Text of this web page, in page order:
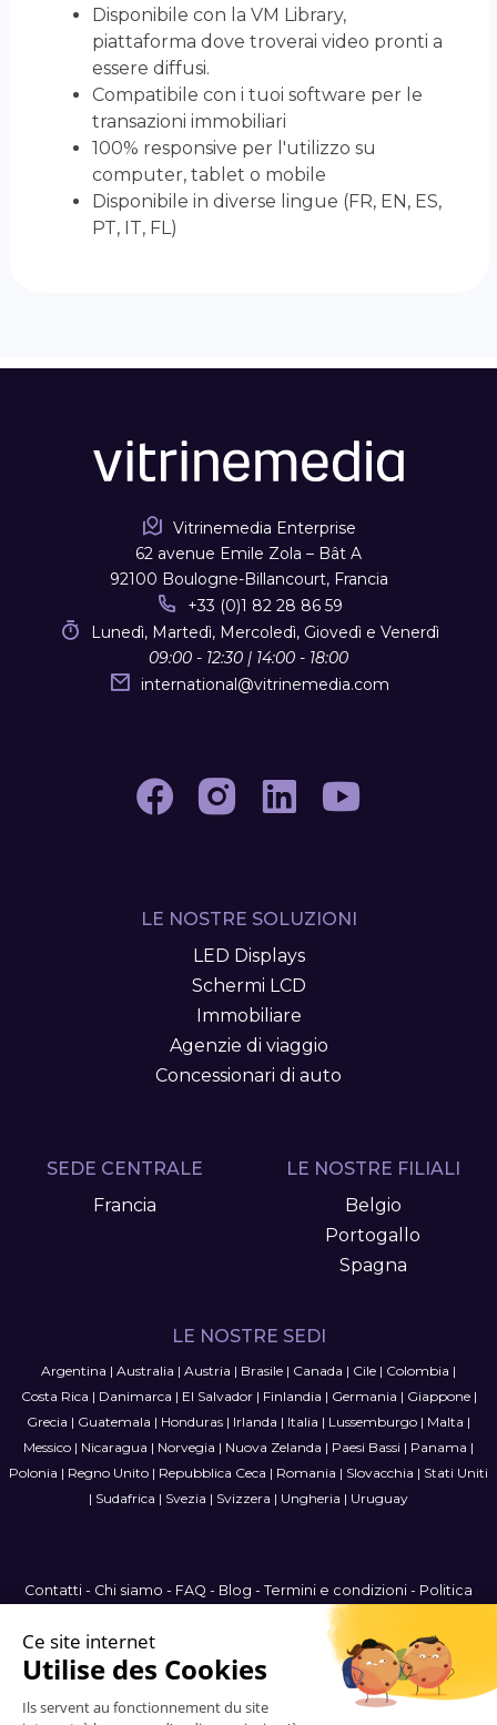
Disponibile con la VM Library,
piattaforma dove troverai video pronti a
essere diffusi.
Compatibile con i tuoi software per le
transazioni immobiliari
100% responsive per l'utilizzo su
computer, tablet o mobile
Disponibile in diverse lingue (FR, EN, ES,
PT, IT, FL)
Vitrinemedia Enterprise
62 avenue Emile Zola – Bât A
92100 Boulogne-Billancourt, Francia
+33 (0)1 82 28 86 59
Lunedì, Martedì, Mercoledì, Giovedì e Venerdì
09:00 - 12:30 | 14:00 - 18:00
international@vitrinemedia.com
LE NOSTRE SOLUZIONI
LED Displays
Schermi LCD
Immobiliare
Agenzie di viaggio
Concessionari di auto
SEDE CENTRALE
Francia
LE NOSTRE FILIALI
Belgio
Portogallo
Spagna
LE NOSTRE SEDI
Argentina | Australia | Austria | Brasile | Canada | Cile | Colombia |
Costa Rica | Danimarca | El Salvador| Finlandia | Germania | Giappone|
Grecia | Guatemala | Honduras | Irlanda | Italia | Lussemburgo | Malta |
Messico | Nicaragua | Norvegia | Nuova Zelanda | Paesi Bassi | Panama |
Polonia | Regno Unito | Repubblica Ceca | Romania | Slovacchia | Stati Uniti
| Sudafrica | Svezia | Svizzera | Ungheria | Uruguay
Contatti - Chi siamo - FAQ - Blog - Termini e condizioni - Politica
Mappa del sito